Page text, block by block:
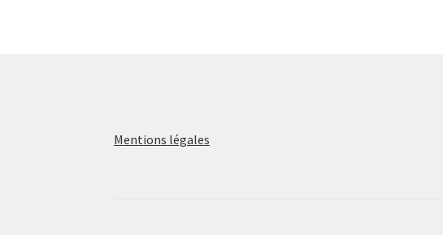
Mentions légales